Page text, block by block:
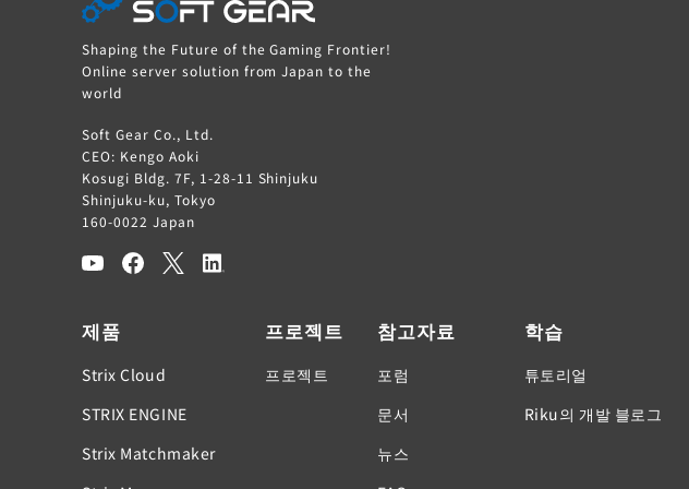
제품
Strix Cloud
STRIX ENGINE
Strix Matchmaker
프로젝트
프로젝트
참고자료
포럼
문서
뉴스
학습
튜토리얼
Riku의 개발 블로그
Shaping the Future of the Gaming Frontier!
Online server solution from Japan to the
world
Soft Gear Co., Ltd.
CEO: Kengo Aoki
Kosugi Bldg. 7F, 1-28-11 Shinjuku
Shinjuku-ku, Tokyo
160-0022 Japan